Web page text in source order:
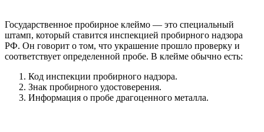
Государственное пробирное клеймо — это специальный
штамп, который ставится инспекцией пробирного надзора
РФ. Он говорит о том, что украшение прошло проверку и
соответствует определенной пробе. В клейме обычно есть:
Код инспекции пробирного надзора.
Знак пробирного удостоверения.
Информация о пробе драгоценного металла.